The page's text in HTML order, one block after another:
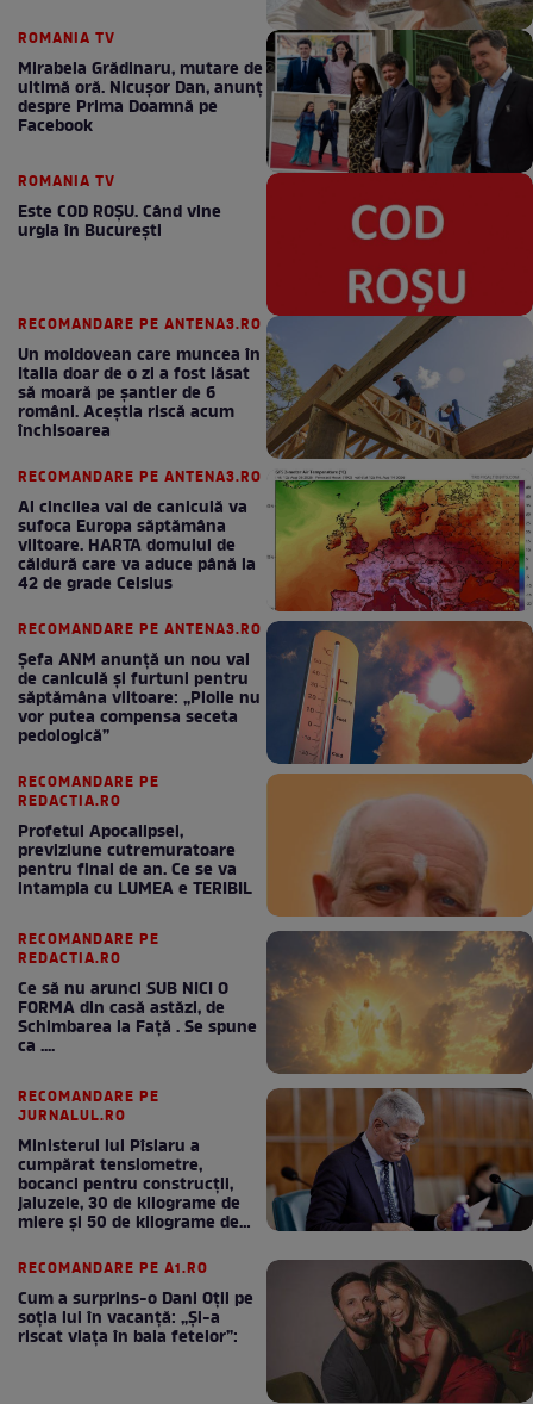
ROMANIA TV
Mirabela Grădinaru, mutare de
ultimă oră. Nicuşor Dan, anunţ
despre Prima Doamnă pe
Facebook
ROMANIA TV
Este COD ROŞU. Când vine
urgia în Bucureşti
RECOMANDARE PE ANTENA3.RO
Un moldovean care muncea în
Italia doar de o zi a fost lăsat
să moară pe şantier de 6
români. Aceștia riscă acum
închisoarea
RECOMANDARE PE ANTENA3.RO
Al cincilea val de caniculă va
sufoca Europa săptămâna
viitoare. HARTA domului de
căldură care va aduce până la
42 de grade Celsius
RECOMANDARE PE ANTENA3.RO
Șefa ANM anunță un nou val
de caniculă și furtuni pentru
săptămâna viitoare: „Ploile nu
vor putea compensa seceta
pedologică”
RECOMANDARE PE
REDACTIA.RO
Profetul Apocalipsei,
previziune cutremuratoare
pentru final de an. Ce se va
intampla cu LUMEA e TERIBIL
RECOMANDARE PE
REDACTIA.RO
Ce să nu arunci SUB NICI O
FORMA din casă astăzi, de
Schimbarea la Față . Se spune
ca ....
RECOMANDARE PE
JURNALUL.RO
Ministerul lui Pîslaru a
cumpărat tensiometre,
bocanci pentru construcții,
jaluzele, 30 de kilograme de
miere și 50 de kilograme de
RECOMANDARE PE A1.RO
Cum a surprins-o Dani Oțil pe
soția lui în vacanță: „Și-a
riscat viața în baia fetelor”: